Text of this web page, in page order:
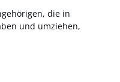
n, die in
und umziehen,